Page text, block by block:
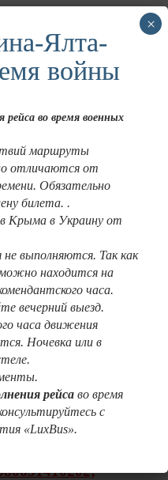
графика
выполняются в
движения.
маршрута из
и прибудьте к
мы обеспечим.
в Крым легковым
При
автомобилем,
не покидая
Стоимость
обычного
и
измениться по
непредвиденным
Ялта-
войны
во время военных
маршруты
отличаются от
Обязательно
билета. .
Крыма в Украину от
не выполняются. Так как
находится на
часа.
вечерний выезд.
часа движения
Ночевка или в
рейса во время
с
«LuxBus».
×